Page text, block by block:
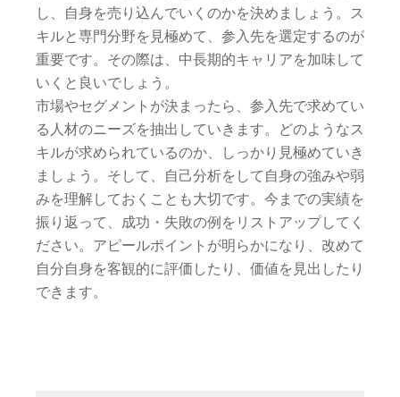
し、自身を売り込んでいくのかを決めましょう。ス
キルと専門分野を見極めて、参入先を選定するのが
重要です。その際は、中長期的キャリアを加味して
いくと良いでしょう。
市場やセグメントが決まったら、参入先で求めてい
る人材のニーズを抽出していきます。どのようなス
キルが求められているのか、しっかり見極めていき
ましょう。そして、自己分析をして自身の強みや弱
みを理解しておくことも大切です。今までの実績を
振り返って、成功・失敗の例をリストアップしてく
ださい。アピールポイントが明らかになり、改めて
自分自身を客観的に評価したり、価値を見出したり
できます。